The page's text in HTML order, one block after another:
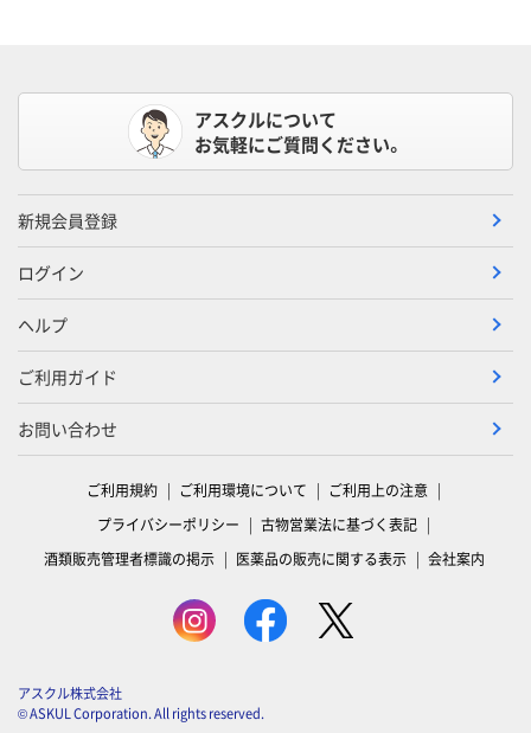
アスクルについて
お気軽にご質問ください。
新規会員登録
ログイン
ヘルプ
ご利用ガイド
お問い合わせ
ご利用規約 ご利用環境について
ご利用上の注意
プライバシーポリシー
古物営業法に基づく表記
酒類販売管理者標識の掲示
医薬品の販売に関する表示 会社案内
アスクル株式会社
© ASKUL Corporation. All rights reserved.